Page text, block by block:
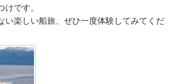
です。
い楽しい船旅、ぜひ一度体験してみてくだ